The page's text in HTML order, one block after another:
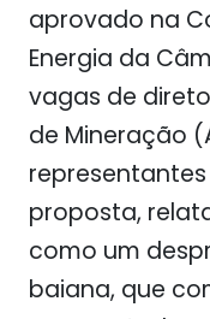
aprovado na
Energia da
vagas de
de Mineração
representantes
proposta,
como um
baiana, que